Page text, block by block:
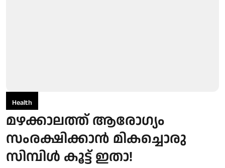
Health
മഴക്കാലത്ത് ആരോഗ്യം
സംരക്ഷിക്കാൻ മികച്ചൊരു
സിമ്പിൾ കൂട്ട് ഇതാ!